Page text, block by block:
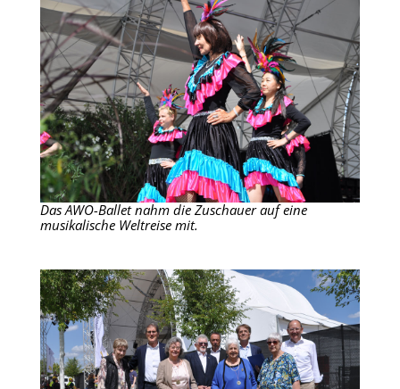
Das AWO-Ballet nahm die Zuschauer auf eine
musikalische Weltreise mit.